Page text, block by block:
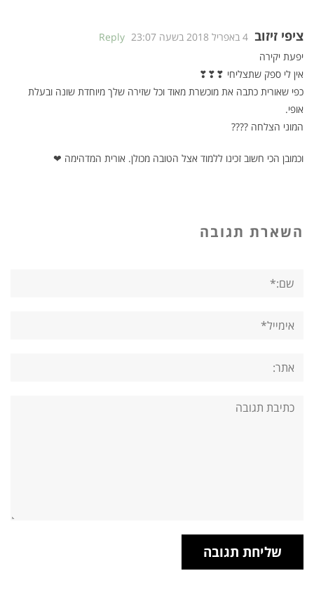
ציפי זיזוב 4 באפריל 2018 בשעה 23:07
Reply
יפעת יקירה
אין לי ספק שתצליחי ❣❣❣
כפי שאורית כתבה את מוכשרת מאוד וכל שזירה שלך מיוחדת שונה ובעלת
אופי.
המוני הצלחה ????
וכמובן הכי חשוב זכינו ללמוד אצל הטובה מכולן. אורית המדהימה ❤
השארת תגובה
תגובה: